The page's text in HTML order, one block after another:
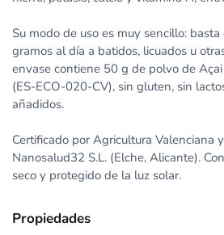
Su modo de uso es muy sencillo:
gramos al día a batidos, licuados u
envase contiene 50 g de polvo de
(ES-ECO-020-CV), sin gluten, sin
añadidos.
Certificado por Agricultura Valenciana
Nanosalud32 S.L. (Elche, Alicante).
seco y protegido de la luz solar.
Propiedades